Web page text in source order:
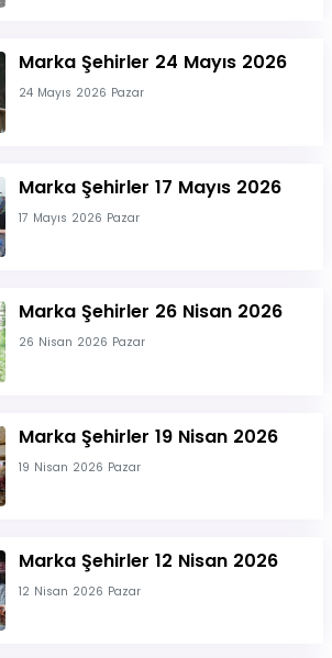
Marka Şehirler 24 Mayıs 2026
24 Mayıs 2026 Pazar
Marka Şehirler 17 Mayıs 2026
17 Mayıs 2026 Pazar
Marka Şehirler 26 Nisan 2026
26 Nisan 2026 Pazar
Marka Şehirler 19 Nisan 2026
19 Nisan 2026 Pazar
Marka Şehirler 12 Nisan 2026
12 Nisan 2026 Pazar